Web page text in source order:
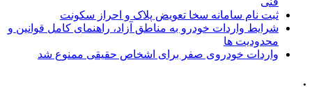
ثبت نام سامانه سخا تعویض پلاک و احراز سکونت
شرایط واردات خودرو به مناطق آزاد، راهنمای کامل قوانین و
محدودیت ها
واردات خودروی صفر برای اشخاص حقیقی ممنوع شد
.